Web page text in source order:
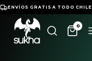
ENVÍOS GRATIS A TODO CHILE
0